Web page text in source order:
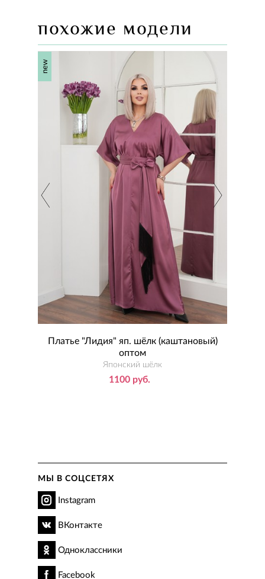
похожие модели
new
Платье "Лидия" яп. шёлк (каштановый)
оптом
Японский шёлк
1100 руб.
МЫ В СОЦСЕТЯХ
Instagram
ВКонтакте
Одноклассники
Facebook